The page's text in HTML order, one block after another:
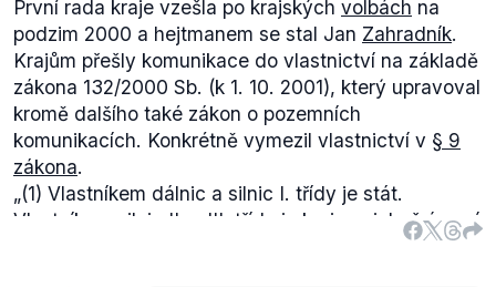
První rada kraje vzešla po krajských volbách na
podzim 2000 a hejtmanem se stal Jan Zahradník.
Krajům přešly komunikace do vlastnictví na základě
zákona 132/2000 Sb. (k 1. 10. 2001), který upravoval
kromě dalšího také zákon o pozemních
komunikacích. Konkrétně vymezil vlastnictví v § 9
zákona.
„(1) Vlastníkem dálnic a silnic I. třídy je stát.
Vlastníkem silnic II. a III. třídy je kraj, na jehož území